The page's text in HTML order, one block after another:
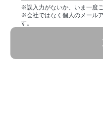
※誤入力がないか、いま一度ご
※会社ではなく個人のメール
す。